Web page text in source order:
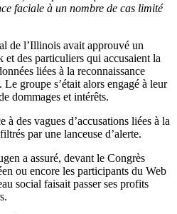
faciale à un nombre de cas limité
de l’Illinois avait approuvé un
et des particuliers qui accusaient la
liées à la reconnaissance
groupe s’était alors engagé à leur
dommages et intérêts.
des vagues d’accusations liées à la
par une lanceuse d’alerte.
a assuré, devant le Congrès
ou encore les participants du Web
social faisait passer ses profits